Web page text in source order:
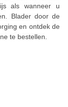
als wanneer u
Blader door de
en ontdek de
te bestellen.